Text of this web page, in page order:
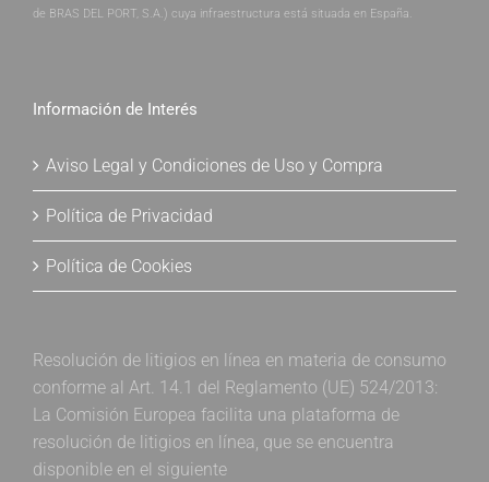
de BRAS DEL PORT, S.A.) cuya infraestructura está situada en España.
Información de Interés
Aviso Legal y Condiciones de Uso y Compra
Política de Privacidad
Política de Cookies
Resolución de litigios en línea en materia de consumo
conforme al Art. 14.1 del Reglamento (UE) 524/2013:
La Comisión Europea facilita una plataforma de
resolución de litigios en línea, que se encuentra
disponible en el siguiente